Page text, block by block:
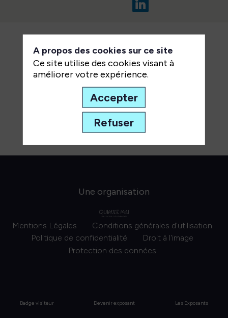
Une organisation
Mentions Légales
Conditions générales d'utilisation
Politique de confidentialité
Droit à l'image
Protection des données
Badge visiteur Devenir exposant Les Exposants
A propos des cookies sur ce site
Ce site utilise des cookies visant à
améliorer votre expérience.
Accepter
Refuser